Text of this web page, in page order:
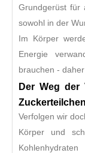
Grundgerüst für
sowohl in der
Im Körper
Energie
brauchen - daher
Der Weg der
Verfolgen wir
Körper und